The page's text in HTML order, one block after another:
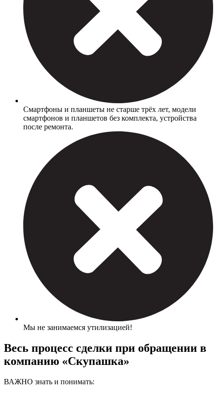
Смартфоны и планшеты не старше трёх лет, модели
смартфонов и планшетов без комплекта, устройства
после ремонта.
Мы не занимаемся утилизацией!
Весь процесс сделки при обращении в
компанию «Скупашка»
ВАЖНО знать и понимать: